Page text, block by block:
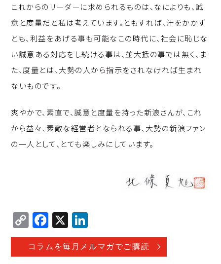
これからのリーダーに求められるものは、なによりも、誠
意と度量だと私は考えています。ともすれば、汗をかかず
とも、利益をあげる事も可能なこの時代に、社会に恥じな
い誠意ある対応をし続ける事は、並大抵の事では無く、ま
た、度量とは、大勢の人から指示をされなければ生まれ
ないものです。
爽やかで、素直で、誠意と度量を持った新浪さんが、これ
から益々、素敵な経営者となられる事、大勢の新浪ファン
の一人として、とても楽しみにしています。
C
o
p
F
a
c
X
n
k
コラムを毎月メルマガでご購読